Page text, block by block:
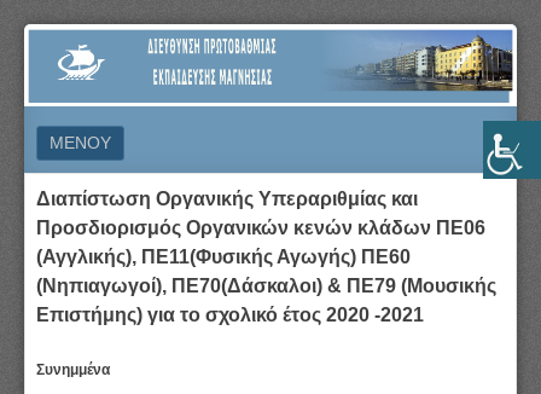
ΔΙΕΎΘΥΝΣΗ
ΠΡΩΤΟΒΆΘΜΙΑΣ
ΕΚΠΑΊΔΕΥΣΗΣ
ΜΑΓΝΗΣΊΑΣ
ΜΕΝΟΎ
ΜΕΤΆΒΑΣΗ ΣΕ ΠΕΡΙΕΧΌΜΕΝΟ
Διαπίστωση Οργανικής Υπεραριθμίας και
Προσδιορισμός Οργανικών κενών κλάδων ΠΕ06
(Αγγλικής), ΠΕ11(Φυσικής Αγωγής) ΠΕ60
(Νηπιαγωγοί), ΠΕ70(Δάσκαλοι) & ΠΕ79 (Μουσικής
Επιστήμης) για το σχολικό έτος 2020 -2021
Συνημμένα